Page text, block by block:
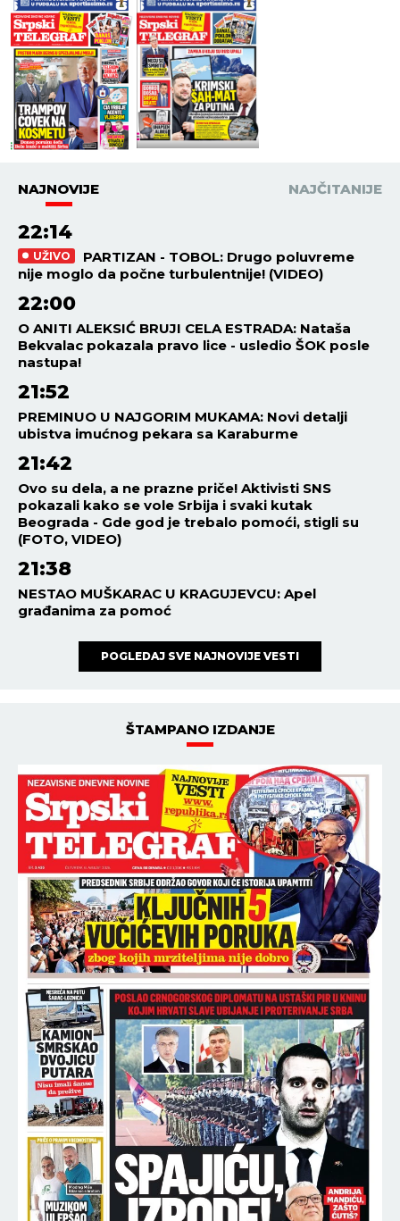
NAJNOVIJE NAJČITANIJE
22:14
UŽIVO
PARTIZAN - TOBOL: Drugo poluvreme
nije moglo da počne turbulentnije! (VIDEO)
22:00
O ANITI ALEKSIĆ BRUJI CELA ESTRADA: Nataša
Bekvalac pokazala pravo lice - usledio ŠOK posle
nastupa!
21:52
PREMINUO U NAJGORIM MUKAMA: Novi detalji
ubistva imućnog pekara sa Karaburme
21:42
Ovo su dela, a ne prazne priče! Aktivisti SNS
pokazali kako se vole Srbija i svaki kutak
Beograda - Gde god je trebalo pomoći, stigli su
(FOTO, VIDEO)
21:38
NESTAO MUŠKARAC U KRAGUJEVCU: Apel
građanima za pomoć
POGLEDAJ SVE NAJNOVIJE VESTI
ŠTAMPANO IZDANJE